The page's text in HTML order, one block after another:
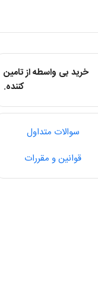
خرید بی واسطه از تامین
کننده.
سوالات متداول
قوانین و مقررات